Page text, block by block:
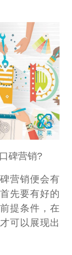
碑营销?
营销便会有
先要有好的
提条件，在
可以展现出